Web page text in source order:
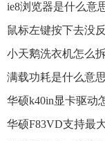
ie8浏览器是什么意
小天鹅洗衣机怎么
满载功耗是什么意
华硕k40in显卡驱动
华硕F83VD支持最